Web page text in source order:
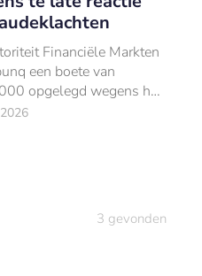
Financiële Markten
een boete van
opgelegd wegens het
afhandelen van
3 gevonden